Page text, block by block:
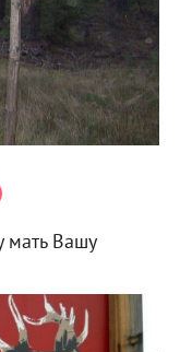
мать Вашу